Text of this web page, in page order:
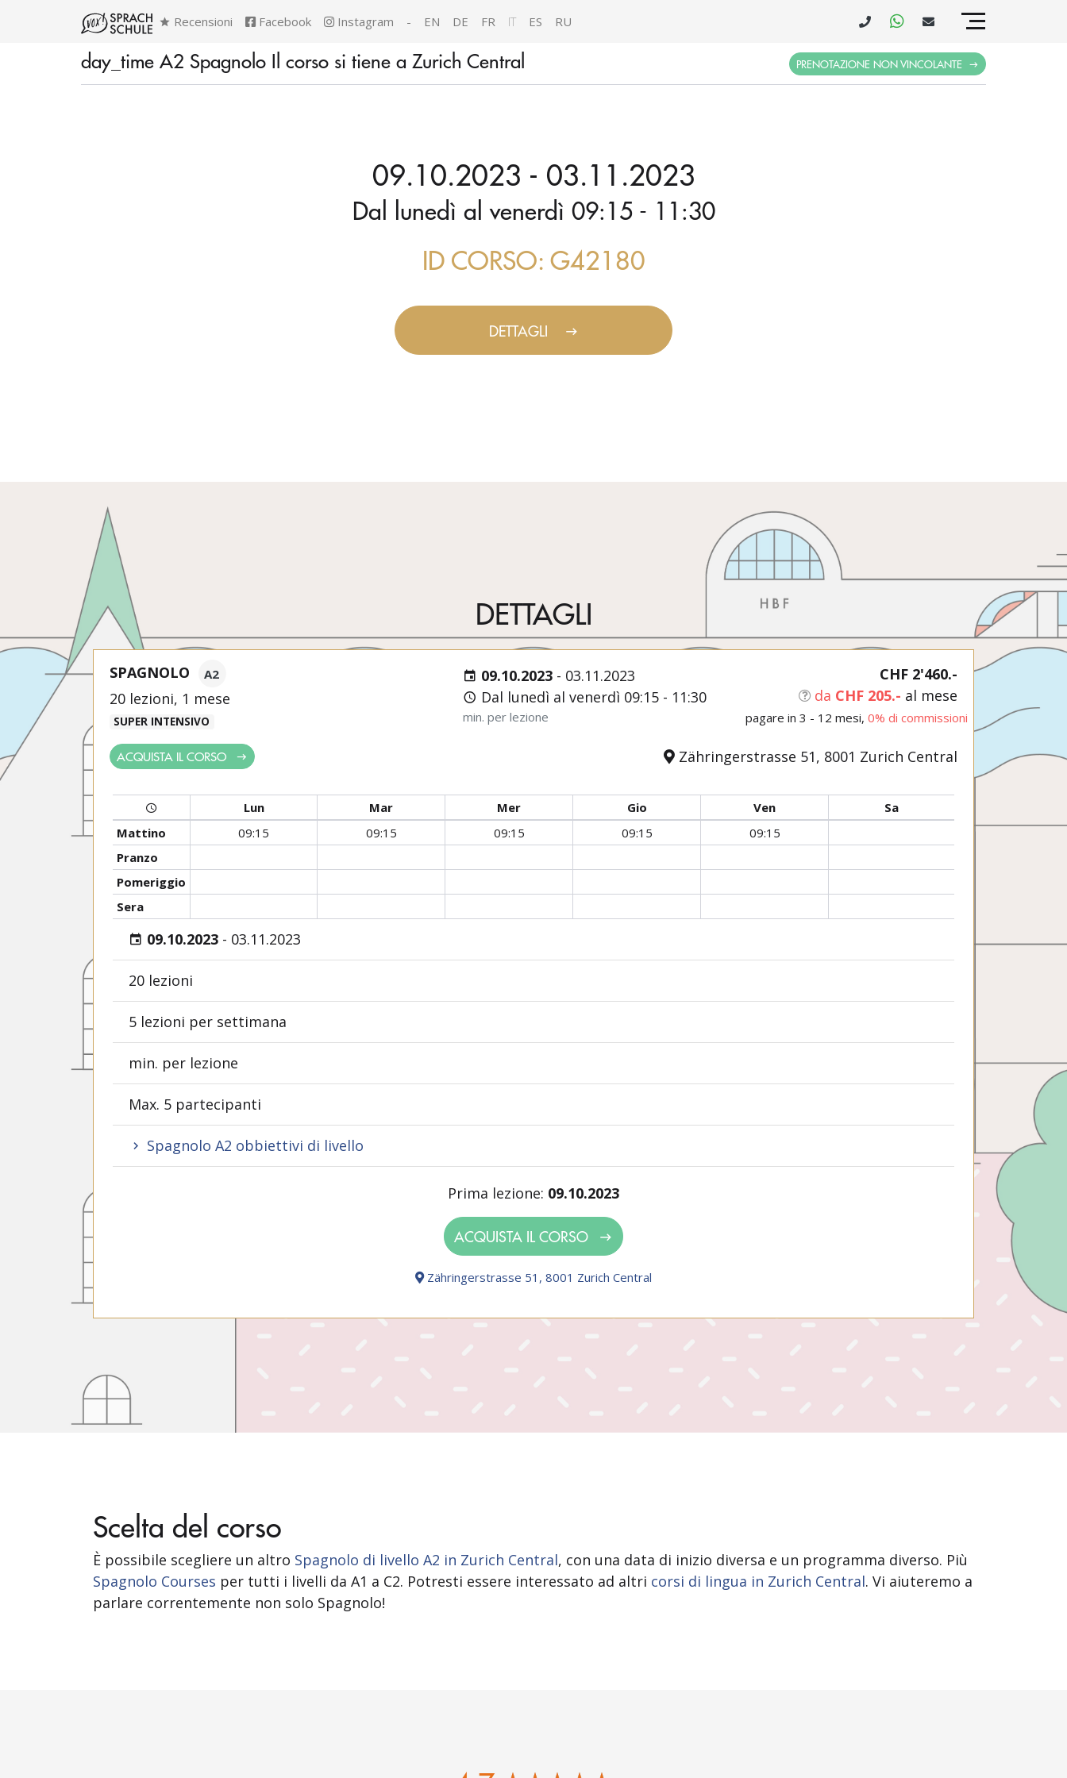
Recensioni Facebook Instagram - EN DE FR IT ES RU
day_time A2 Spagnolo Il corso si tiene a Zurich Central PRENOTAZIONE NON VINCOLANTE
09.10.2023 - 03.11.2023
Dal lunedì al venerdì 09:15 - 11:30
ID CORSO: G42180
DETTAGLI
DETTAGLI
SPAGNOLO A2
20 lezioni, 1 mese
SUPER INTENSIVO
09.10.2023 - 03.11.2023
Dal lunedì al venerdì 09:15 - 11:30
min. per lezione
CHF 2'460.-
da CHF 205.- al mese
pagare in 3 - 12 mesi, 0% di commissioni
ACQUISTA IL CORSO Zähringerstrasse 51, 8001 Zurich Central
Lun Mar Mer Gio Ven
Sa
Mattino
09:15 09:15 09:15 09:15
09:15
Pranzo
Pomeriggio
Sera
09.10.2023 - 03.11.2023
20 lezioni
5 lezioni per settimana
min. per lezione
Max. 5 partecipanti
Spagnolo A2 obbiettivi di livello
Prima lezione: 09.10.2023
ACQUISTA IL CORSO
Zähringerstrasse 51, 8001 Zurich Central
Scelta del corso
È possibile scegliere un altro Spagnolo di livello A2 in Zurich Central, con una data di inizio diversa e un programma diverso. Più
Spagnolo Courses per tutti i livelli da A1 a C2. Potresti essere interessato ad altri corsi di lingua in Zurich Central. Vi aiuteremo a
parlare correntemente non solo Spagnolo!